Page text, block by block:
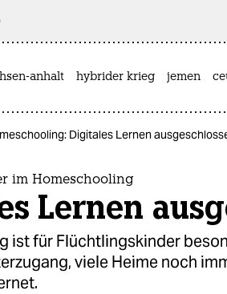
anhalt hybrider krieg jemen
Digitales Lernen
im Homeschooling
Lernen
ist für Flüchtlingskinder
viele Heime noch